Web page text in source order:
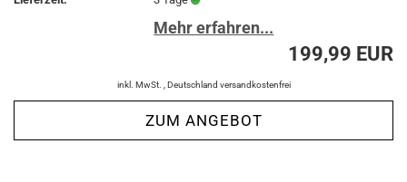
Mehr erfahren...
199,99 EUR
inkl. MwSt. , Deutschland versandkostenfrei
ZUM ANGEBOT